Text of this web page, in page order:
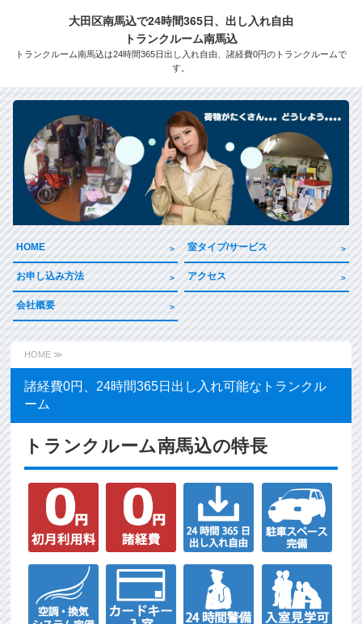
大田区南馬込で24時間365日、出し入れ自由
トランクルーム南馬込
トランクルーム南馬込は24時間365日出し入れ自由、諸経費0円のトランクルームで
す。
HOME 室タイプ/サービス
お申し込み方法 アクセス
会社概要
HOME ≫
諸経費0円、24時間365日出し入れ可能なトランクル
ーム
トランクルーム南馬込の特長